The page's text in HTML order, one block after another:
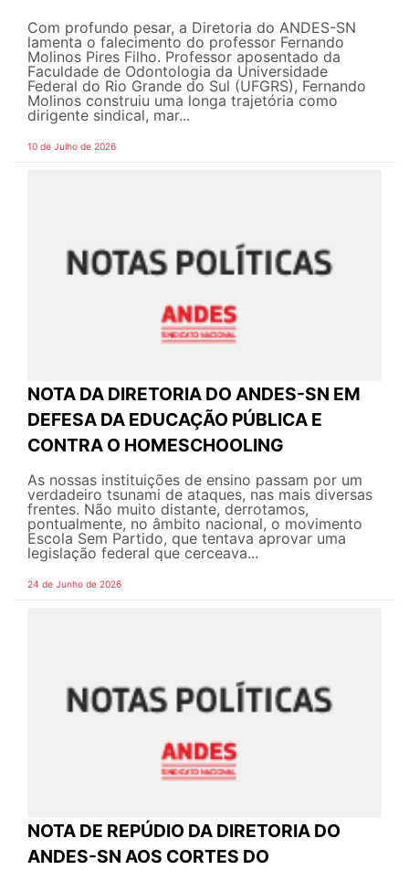
Com profundo pesar, a Diretoria do ANDES-SN
lamenta o falecimento do professor Fernando
Molinos Pires Filho. Professor aposentado da
Faculdade de Odontologia da Universidade
Federal do Rio Grande do Sul (UFGRS), Fernando
Molinos construiu uma longa trajetória como
dirigente sindical, mar...
10 de Julho de 2026
NOTA DA DIRETORIA DO ANDES-SN EM
DEFESA DA EDUCAÇÃO PÚBLICA E
CONTRA O HOMESCHOOLING
As nossas instituições de ensino passam por um
verdadeiro tsunami de ataques, nas mais diversas
frentes. Não muito distante, derrotamos,
pontualmente, no âmbito nacional, o movimento
Escola Sem Partido, que tentava aprovar uma
legislação federal que cerceava...
24 de Junho de 2026
NOTA DE REPÚDIO DA DIRETORIA DO
ANDES-SN AOS CORTES DO